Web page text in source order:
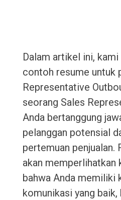
Dalam artikel ini,
contoh resume untuk
Representative
seorang Sales
Anda bertanggung
pelanggan potensial
pertemuan penjualan.
akan memperlihatkan
bahwa Anda memiliki
komunikasi yang